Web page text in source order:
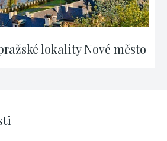
lokality Nové město